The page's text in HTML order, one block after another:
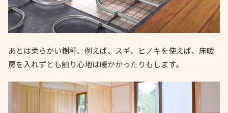
あとは柔らかい樹種、例えば、スギ、ヒノキを使えば、床暖
房を入れずとも触り心地は暖かかったりもします。